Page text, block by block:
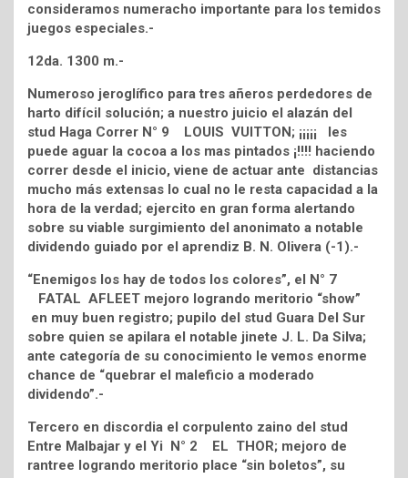
consideramos numeracho importante para los temidos
juegos especiales.-
12da. 1300 m.-
Numeroso jeroglífico para tres añeros perdedores de
harto difícil solución; a nuestro juicio el alazán del
stud Haga Correr N° 9 LOUIS VUITTON; ¡¡¡¡¡ les
puede aguar la cocoa a los mas pintados ¡!!!! haciendo
correr desde el inicio, viene de actuar ante distancias
mucho más extensas lo cual no le resta capacidad a la
hora de la verdad; ejercito en gran forma alertando
sobre su viable surgimiento del anonimato a notable
dividendo guiado por el aprendiz B. N. Olivera (-1).-
“Enemigos los hay de todos los colores”, el N° 7
FATAL AFLEET mejoro logrando meritorio “show”
en muy buen registro; pupilo del stud Guara Del Sur
sobre quien se apilara el notable jinete J. L. Da Silva;
ante categoría de su conocimiento le vemos enorme
chance de “quebrar el maleficio a moderado
dividendo”.-
Tercero en discordia el corpulento zaino del stud
Entre Malbajar y el Yi N° 2 EL THOR; mejoro de
rantree logrando meritorio place “sin boletos”, su